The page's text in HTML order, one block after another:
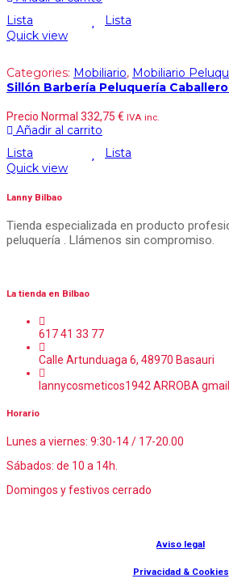
Lista
Lista
Quick view
Categories: Mobiliario, Mobiliario
Sillón Barbería Peluquería
Precio Normal 332,75 € IVA inc.
Añadir al carrito
Lista
Lista
Quick view
Lanny Bilbao
Tienda especializada en producto
peluquería . Llámenos sin compromiso.
La tienda en Bilbao
617 41 33 77
Calle Artunduaga 6, 48970 Basauri
lannycosmeticos1942 ARROBA
Horario
Lunes a viernes: 9:30-14 / 17-20.00
Sábados: de 10 a 14h.
Domingos y festivos cerrado
Aviso legal
Privacidad & Cookies